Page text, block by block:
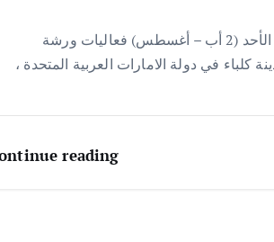
الشارقه / إحسان ناجي اختُتمت مساء يوم امس الأحد (2 أب – أغسطس) فعاليات ورشة
كلباء في دولة الامارات العربية المتحدة ،
reading